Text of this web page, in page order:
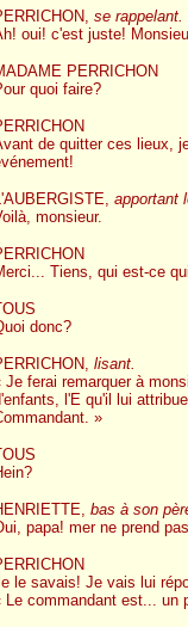
se rappelant.
oui! c'est juste!
PERRICHON
quoi faire?
de quitter ces lieux,
apportant
monsieur.
Tiens, qui est-ce
donc?
lisant.
Je ferai remarquer à
l'E qu'il lui
»
bas à son
papa! mer ne prend
le savais! Je vais lui
Le commandant est... un